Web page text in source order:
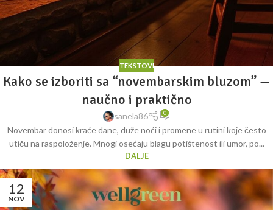
TEKSTOVI
Kako se izboriti sa “novembarskim bluzom” —
naučno i praktično
sanela86 0
Novembar donosi kraće dane, duže noći i promene u rutini koje često
utiču na raspoloženje. Mnogi osećaju blagu potištenost ili umor, po...
DALJE
12
NOV